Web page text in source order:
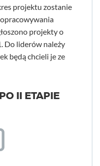
projektu zostanie
projekty o
Do liderów należy
będą chcieli je ze
II ETAPIE